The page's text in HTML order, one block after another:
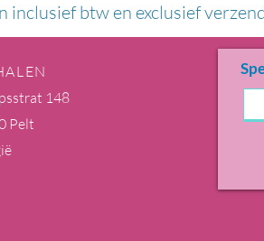
inclusief btw en exclusief
148
Pelt